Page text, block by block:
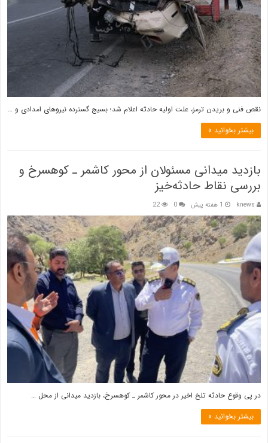
نقص فنی و بریدن ترمز، علت اولیه حادثه اعلام شد؛ بسیج گسترده نیروهای امدادی و …
بیشتر بخوانید »
بازدید میدانی مسئولان از محور کاشمر ـ کوهسرخ و
بررسی نقاط حادثه‌خیز
knews 1 هفته پیش 0
22
در پی وقوع حادثه تلخ اخیر در محور کاشمر ـ کوهسرخ، بازدید میدانی از محل …
بیشتر بخوانید »